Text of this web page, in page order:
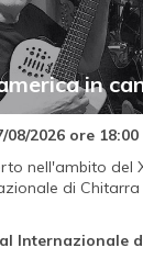
in
08/2026 ore 18:00
nell'ambito del
di
Internazionale